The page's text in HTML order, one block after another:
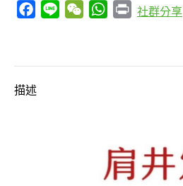
井
貼
Facebook
Line WeChatWhatsApp
Print
社群分享
描述